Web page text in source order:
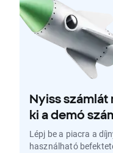
Nyiss számlát
ki a demó
Lépj be a piacra a
használható